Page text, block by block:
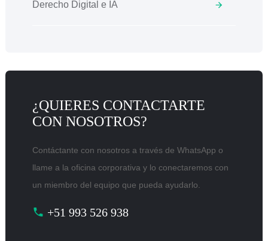
Derecho Digital e IA
¿QUIERES CONTACTARTE
CON NOSOTROS?
Contáctante con nosotros a través de WhatsApp o
llame a la oficina corporativa y lo conectaremos con
un miembro del equipo que pueda ayudarlo.
+51 993 526 938